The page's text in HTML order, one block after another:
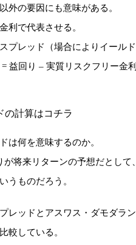
外の要因にも意味がある。
利で代表させる。
プレッド（場合によりイール
益回り – 実質リスクフリー金利
の計算はコチラ
は何を意味するのか。
が将来リターンの予想だとし
うものだろう。
レッドとアスワス・ダモダラ
較している。